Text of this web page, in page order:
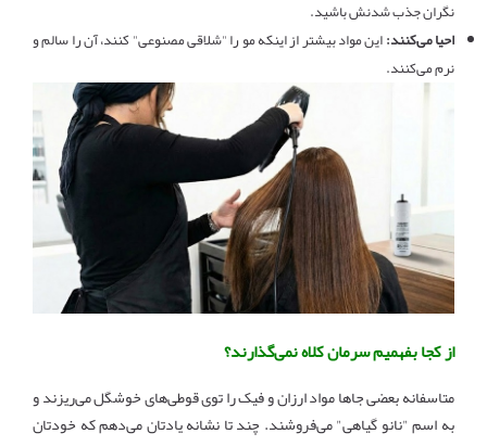
نگران جذب شدنش باشید.
احیا می‌کنند:این مواد بیشتر از اینکه مو را "شلاقی مصنوعی" کنند، آن را سالم و
نرم می‌کنند.
از کجا بفهمیم سرمان کلاه نمی‌گذارند؟
متاسفانه بعضی جاها مواد ارزان و فیک را توی قوطی‌های خوشگل می‌ریزند و
به اسم "نانو گیاهی" می‌فروشند. چند تا نشانه یادتان می‌دهم که خودتان